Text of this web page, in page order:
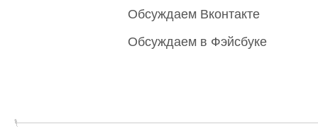
Обсуждаем Вконтакте
Обсуждаем в Фэйсбуке